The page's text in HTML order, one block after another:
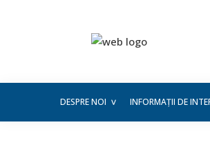
DESPRE NOI INFORMAȚII DE